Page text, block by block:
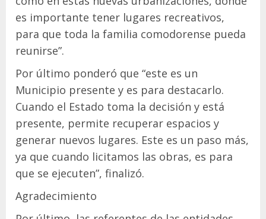
es importante tener lugares recreativos,
para que toda la familia comodorense pueda
reunirse”.
Por último ponderó que “este es un
Municipio presente y es para destacarlo.
Cuando el Estado toma la decisión y está
presente, permite recuperar espacios y
generar nuevos lugares. Este es un paso más,
ya que cuando licitamos las obras, es para
que se ejecuten”, finalizó.
Agradecimiento